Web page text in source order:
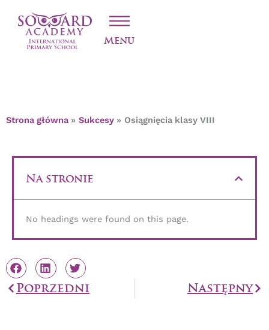
Menu
OSIĄGNIĘCIA KLASY
VIII
Strona główna Sukcesy Osiągnięcia klasy VIII
Na stronie
No headings were found on this page.
PrevPoprzedni Następny